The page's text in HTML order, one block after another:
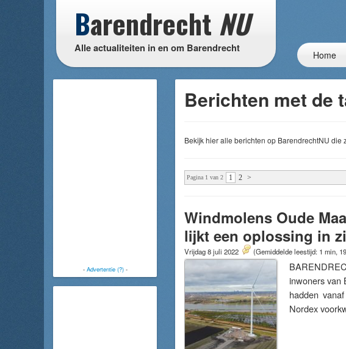
Barendrecht NU
Alle actualiteiten in en om Barendrecht
Home
- Advertentie (?)-
Berichten met de
Bekijk hier alle berichten op BarendrechtNU die
Pagina 1 van 2 1 2 >
Windmolens Oude
lijkt een oplossing in
Vrijdag 8 juli 2022 (Gemiddelde leestijd: 1 min,
inwoners van
hadden
Nordex